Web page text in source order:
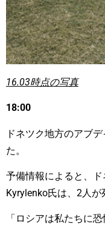
16.03時点の写真
18:00
ドネツク地方のアブ
た。
予備情報によると、
Kyrylenko氏は、2人が
「ロシアは私たちに